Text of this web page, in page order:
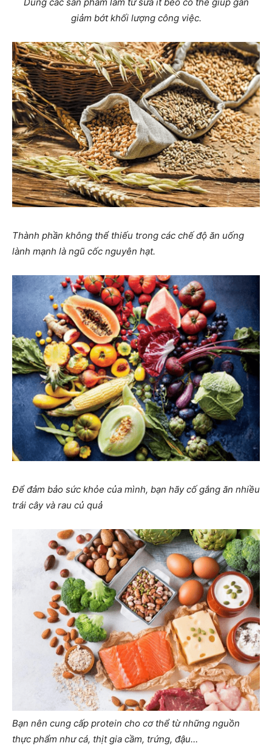
giảm bớt khối lượng công việc.
Thành phần không thể thiếu trong các chế độ ăn uống
lành mạnh là ngũ cốc nguyên hạt.
Để đảm bảo sức khỏe của mình, bạn hãy cố gắng ăn nhiều
trái cây và rau củ quả
Bạn nên cung cấp protein cho cơ thể từ những nguồn
thực phẩm như cá, thịt gia cầm, trứng, đậu…